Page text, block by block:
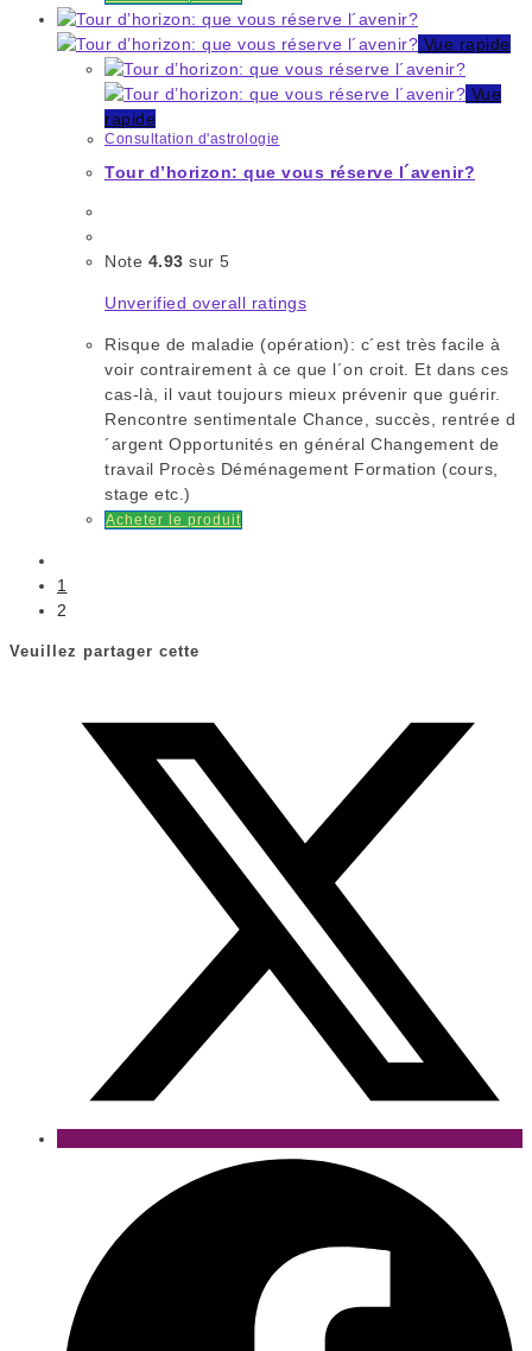
Vue rapide
Vue
rapide
Consultation d'astrologie
Tour d’horizon: que vous réserve l´avenir?
Note 4.93 sur 5
Unverified overall ratings
Risque de maladie (opération): c´est très facile à
voir contrairement à ce que l´on croit. Et dans ces
cas-là, il vaut toujours mieux prévenir que guérir.
Rencontre sentimentale Chance, succès, rentrée d
´argent Opportunités en général Changement de
travail Procès Déménagement Formation (cours,
stage etc.)
Acheter le produit
1
2
Veuillez partager cette